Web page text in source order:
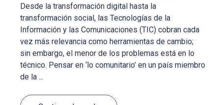
Desde la transformación digital hasta la
transformación social, las Tecnologías de la
Información y las Comunicaciones (TIC) cobran cada
vez más relevancia como herramientas de cambio;
sin embargo, el menor de los problemas está en lo
técnico. Pensar en ‘lo comunitario’ en un país miembro
de la ...